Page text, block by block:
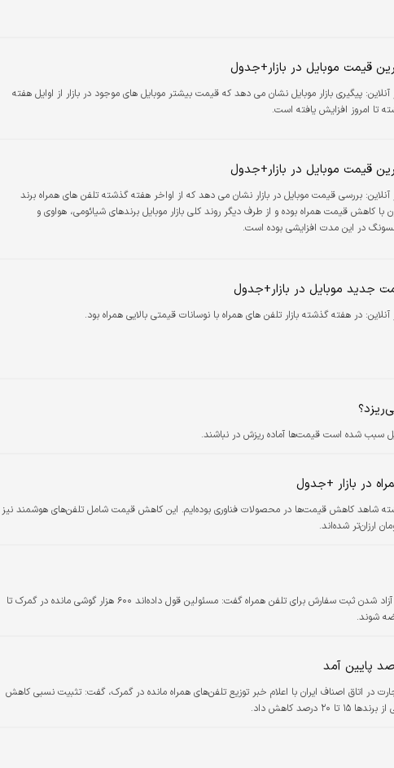
قیمت موبایل در بازار+جدول
پیگیری بازار موبایل نشان می دهد که قیمت بیشتر موبایل های موجود در بازار از اوایل هفته
تا امروز افزایش یافته است.
قیمت موبایل در بازار+جدول
بررسی قیمت موبایل در بازار نشان می دهد که از اواخر هفته گذشته تلفن های همراه برند
آیفون با کاهش قیمت همراه بوده و از طرف دیگر روند کلی بازار موبایل برندهای شیائومی، هواوی و
در این مدت افزایشی بوده است.
جدید موبایل در بازار+جدول
در هفته گذشته بازار تلفن های همراه با نوسانات قیمتی بالایی همراه بود.
سبب شده است قیمت‌ها آماده ریزش در نباشند.
در بازار +جدول
شاهد کاهش قیمت‌ها در محصولات فناوری بوده‌ایم. این کاهش قیمت شامل تلفن‌های هوشمند نیز
رئیس اتاق اصناف ایران با اشاره به آزاد شدن ثبت سفارش برای تلفن همراه گفت: مسئولین قول داده‌اند ۶۰۰ هزار گوشی مانده در گمرک تا
شوند.
در اتاق اصناف ایران با اعلام خبر توزیع تلفن‌های همراه مانده در گمرک، گفت: تثبیت نسبی کاهش
کاهش داد.